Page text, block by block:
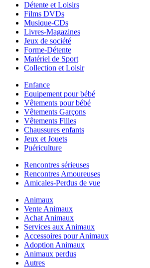
Détente et Loisirs
Films DVDs
Musique-CDs
Livres-Magazines
Jeux de société
Forme-Détente
Matériel de Sport
Collection et Loisir
Enfance
Equipement pour bébé
Vêtements pour bébé
Vêtements Garçons
Vêtements Filles
Chaussures enfants
Jeux et Jouets
Puériculture
Rencontres sérieuses
Rencontres Amoureuses
Amicales-Perdus de vue
Animaux
Vente Animaux
Achat Animaux
Services aux Animaux
Accessoires pour Animaux
Adoption Animaux
Animaux perdus
Autres